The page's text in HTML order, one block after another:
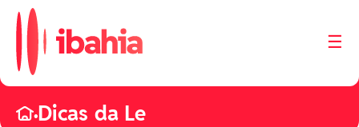
☰
•Dicas da Le